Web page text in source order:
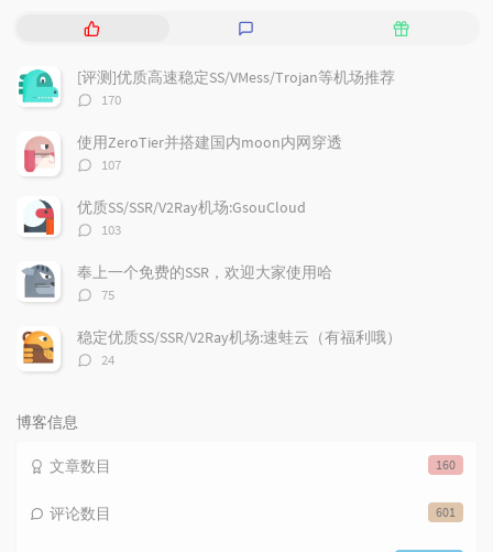
热
文
章
随
[评测]优质高速稳定SS/VMess/Trojan等机场推荐
评
数：
170
使用ZeroTier并搭建国内moon内网穿透
评
数：
107
优质SS/SSR/V2Ray机场:GsouCloud
评
数：
103
奉上一个免费的SSR，欢迎大家使用哈
评
数：
75
稳定优质SS/SSR/V2Ray机场:速蛙云（有福利哦）
评
24
博客信息
160
文章数目
601
评论数目